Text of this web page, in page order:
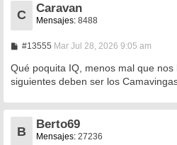
C
Caravan
Mensajes: 8488
#13555M
n
a
e
Mar Jul 28, 2026 9:05 am
Qué poquita IQ, menos mal que
siguientes deben ser los
B
Berto69
Mensajes: 27236